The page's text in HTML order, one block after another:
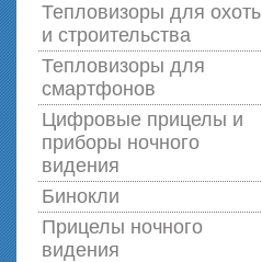
Тепловизоры для
и строительства
Тепловизоры для
смартфонов
Цифровые прицелы и
приборы ночного
видения
Бинокли
Прицелы ночного
видения